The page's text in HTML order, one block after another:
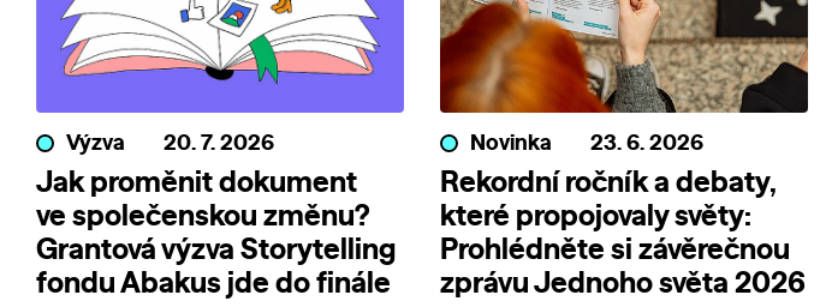
Výzva 20. 7. 2026
Jak proměnit dokument
ve společenskou změnu?
Grantová výzva Storytelling
fondu Abakus jde do finále
Novinka 23. 6. 2026
Rekordní ročník a debaty,
které propojovaly světy:
Prohlédněte si závěrečnou
zprávu Jednoho světa 2026